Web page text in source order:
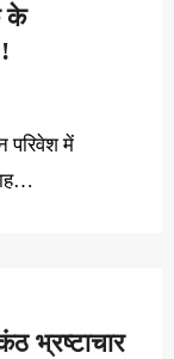
के
भ्रष्टाचार